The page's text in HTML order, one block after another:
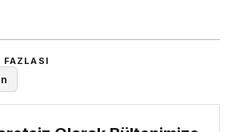
FAZLASI